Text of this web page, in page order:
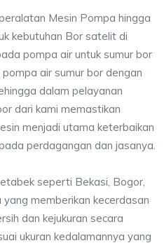
Mesin Pompa hingga
kebutuhan Bor satelit di
pompa air untuk sumur bor
air sumur bor dengan
dalam pelayanan
dari kami memastikan
menjadi utama keterbaikan
perdagangan dan jasanya.
seperti Bekasi, Bogor,
memberikan kecerdasan
dan kejukuran secara
ukuran kedalamannya yang